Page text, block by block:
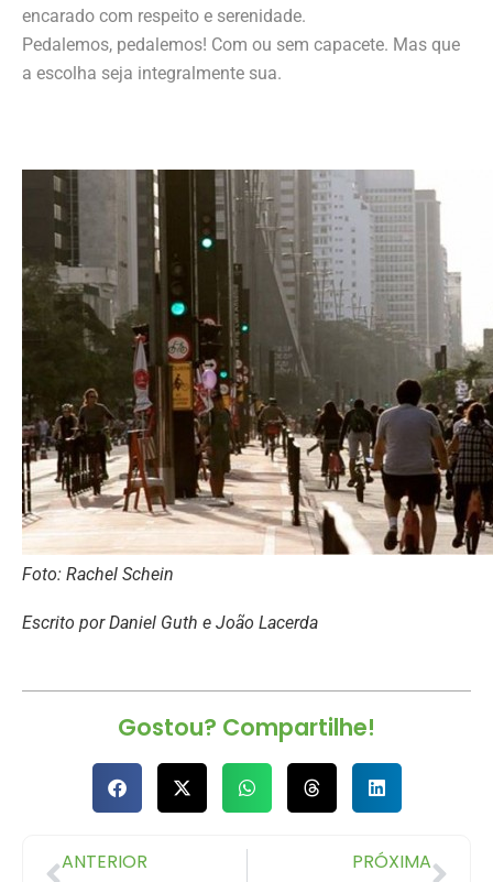
encarado com respeito e serenidade.
Pedalemos, pedalemos! Com ou sem capacete. Mas que
a escolha seja integralmente sua.
Foto: Rachel Schein
Escrito por Daniel Guth e João Lacerda
Gostou? Compartilhe!
ANTERIOR PRÓXIMA